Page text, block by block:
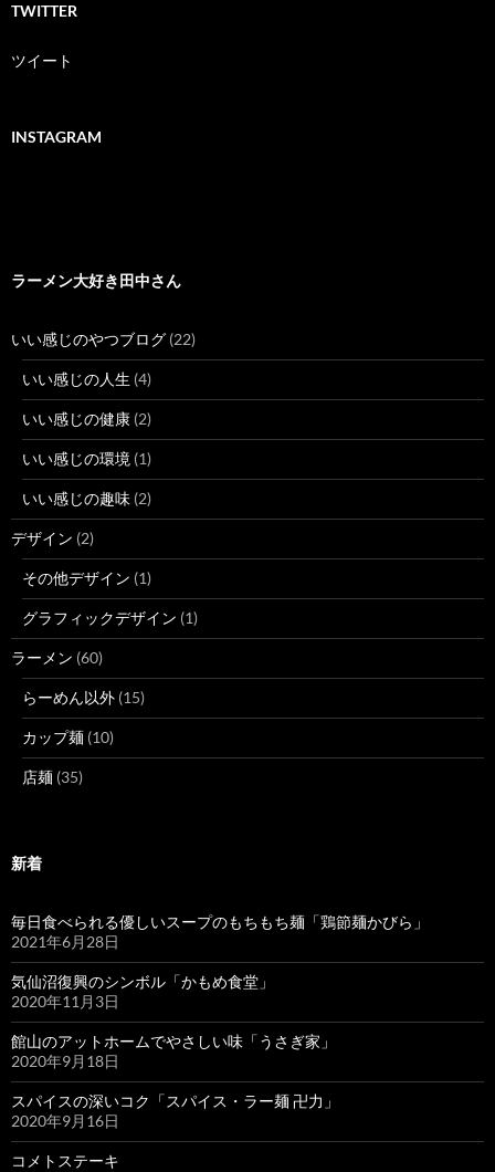
TWITTER
ツイート
INSTAGRAM
ラーメン大好き田中さん
いい感じのやつブログ (22)
いい感じの人生 (4)
いい感じの健康 (2)
いい感じの環境 (1)
いい感じの趣味 (2)
デザイン (2)
その他デザイン (1)
グラフィックデザイン (1)
ラーメン (60)
らーめん以外 (15)
カップ麺 (10)
店麺 (35)
新着
毎日食べられる優しいスープのもちもち麺「鶏節麺かびら」
2021年6月28日
気仙沼復興のシンボル「かもめ食堂」
2020年11月3日
館山のアットホームでやさしい味「うさぎ家」
2020年9月18日
スパイスの深いコク「スパイス・ラー麺 卍力」
2020年9月16日
コメトステーキ